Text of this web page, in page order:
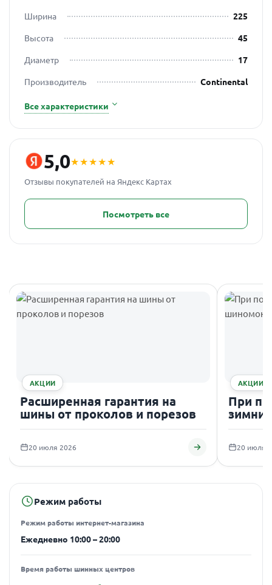
Ширина
225
Высота
45
Диаметр
17
Производитель
Continental
Все характеристики
5,0★★★★★
Отзывы покупателей на Яндекс Картах
Посмотреть все
АКЦИИ
Расширенная гарантия на
шины от проколов и порезов
20 июля 2026
АКЦИИ
При
20 июля
Режим работы
Режим работы интернет-магазина
Ежедневно 10:00 – 20:00
Время работы шинных центров